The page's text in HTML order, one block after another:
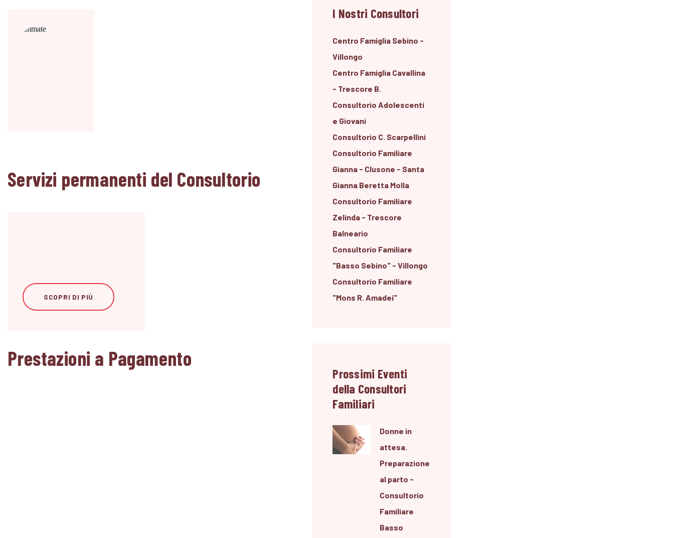
Servizi permanenti del Consultorio
SCOPRI DI PIÙ
Prestazioni a Pagamento
I Nostri Consultori
Centro Famiglia Sebino -
Villongo
Centro Famiglia Cavallina
- Trescore B.
Consultorio Adolescenti
e Giovani
Consultorio C. Scarpellini
Consultorio Familiare
Gianna - Clusone - Santa
Gianna Beretta Molla
Consultorio Familiare
Zelinda - Trescore
Balneario
Consultorio Familiare
"Basso Sebino" - Villongo
Consultorio Familiare
"Mons R. Amadei"
Prossimi Eventi
della Consultori
Familiari
Donne in
attesa.
Preparazione
al parto -
Consultorio
Familiare
Basso